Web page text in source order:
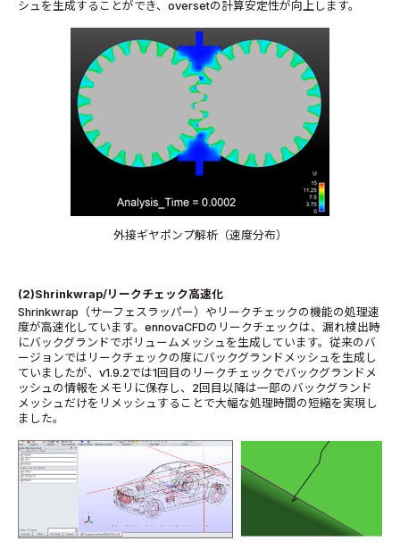
シュを生成することができ、 oversetの計算安定性が向上します。
外接ギヤポンプ解析（速度分布）
(2)Shrinkwrap/リークチェック高速化
Shrinkwrap （サーフェスラッパー）やリークチェックの機能の処理速
度が高速化しています。 ennovaCFDのリークチェックは、漏れ検出時
にバックグランドでボリュームメッシュを生成しています。従来のバ
ージョンではリークチェックの度にバックグランドメッシュを生成し
ていましたが、 v1.9.2では1回目のリークチェックでバックグランドメ
ッシュの情報をメモリに保存し、 2 回目以降は一部のバックグランド
メッシュだけをリメッシュすることで大幅な処理時間の短縮を実現し
ました。